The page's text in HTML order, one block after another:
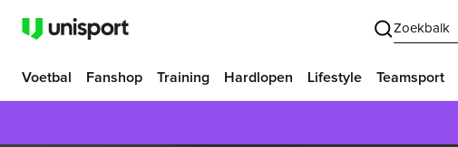
Zoekbalk
Voetbal Fanshop Training Hardlopen Lifestyle Teamsport